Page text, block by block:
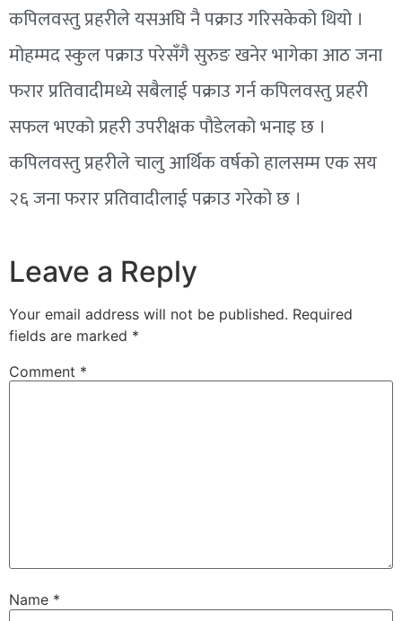
कपिलवस्तु प्रहरीले यसअघि नै पक्राउ गरिसकेको थियो ।
मोहम्मद स्कुल पक्राउ परेसँगै सुरुङ खनेर भागेका आठ जना
फरार प्रतिवादीमध्ये सबैलाई पक्राउ गर्न कपिलवस्तु प्रहरी
सफल भएको प्रहरी उपरीक्षक पौडेलको भनाइ छ ।
कपिलवस्तु प्रहरीले चालु आर्थिक वर्षको हालसम्म एक सय
२६ जना फरार प्रतिवादीलाई पक्राउ गरेको छ ।
Leave a Reply
Your email address will not be published. Required
fields are marked *
Comment *
Name *